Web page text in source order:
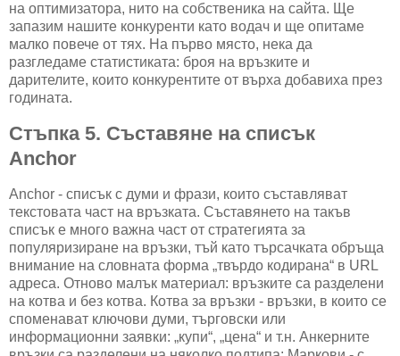
на оптимизатора, нито на собственика на сайта. Ще
запазим нашите конкуренти като водач и ще опитаме
малко повече от тях. На първо място, нека да
разгледаме статистиката: броя на връзките и
дарителите, които конкурентите от върха добавиха през
годината.
Стъпка 5. Съставяне на списък
Anchor
Anchor - списък с думи и фрази, които съставляват
текстовата част на връзката. Съставянето на такъв
списък е много важна част от стратегията за
популяризиране на връзки, тъй като търсачката обръща
внимание на словната форма „твърдо кодирана“ в URL
адреса. Отново малък материал: връзките са разделени
на котва и без котва. Котва за връзки - връзки, в които се
споменават ключови думи, търговски или
информационни заявки: „купи“, „цена“ и т.н. Анкерните